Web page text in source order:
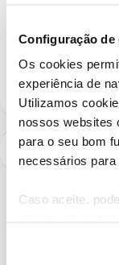
Configuração de
Os cookies
experiência de
Utilizamos
nossos websites
para o seu bom
necessários
Caso aceite,
funcionalidades
Ajude a
como "Melhor